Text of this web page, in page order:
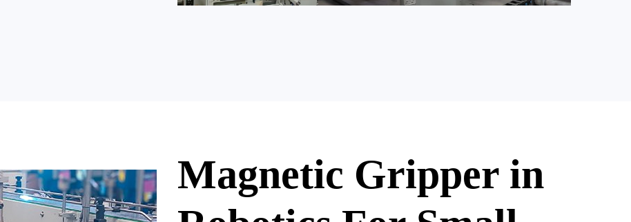
Magnetic Gripper in